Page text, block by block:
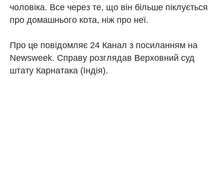
чоловіка. Все через те, що він більше піклується
про домашнього кота, ніж про неї.
Про це повідомляє 24 Канал з посиланням на
Newsweek. Справу розглядав Верховний суд
штату Карнатака (Індія).